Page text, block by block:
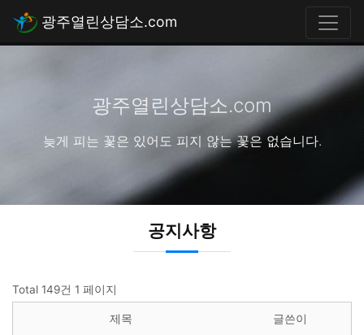
광주열린상담소.com
늦게 피는 꽃은 있어도 피지 않는 꽃은 없습니다.
광주열린상담소.com
공지사항
Total 149건 1 페이지
제목 글쓴이